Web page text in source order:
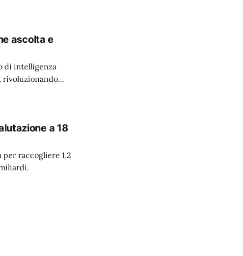
ascolta e
di intelligenza
rivoluzionando
a 18
per raccogliere 1,2